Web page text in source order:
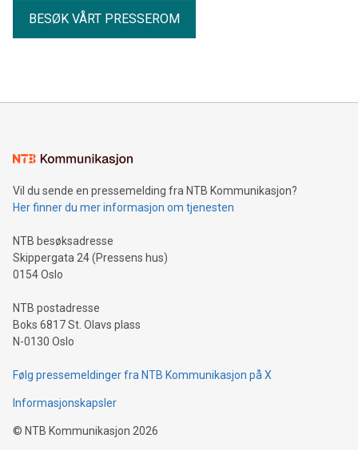
BESØK VÅRT PRESSEROM
Vil du sende en pressemelding fra NTB Kommunikasjon?
Her finner du mer informasjon om tjenesten
NTB besøksadresse
Skippergata 24 (Pressens hus)
0154 Oslo
NTB postadresse
Boks 6817 St. Olavs plass
N-0130 Oslo
Følg pressemeldinger fra NTB Kommunikasjon på X
Informasjonskapsler
© NTB Kommunikasjon 2026